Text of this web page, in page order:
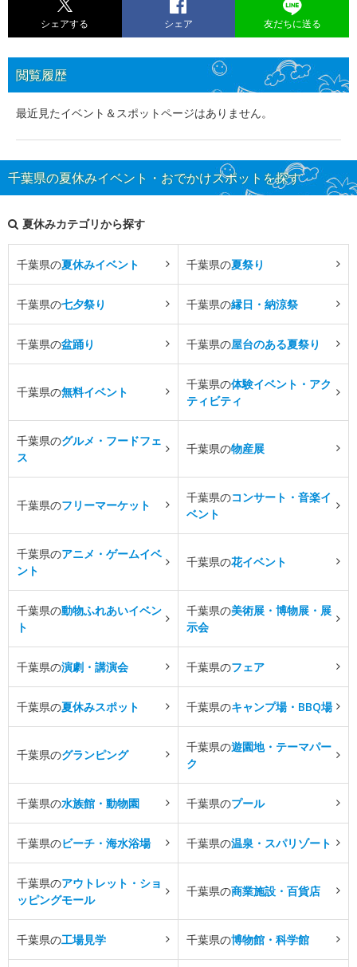
シェアする シェア 友だちに送る
閲覧履歴
最近見たイベント＆スポットページはありません。
千葉県の夏休みイベント・おでかけスポットを探す
夏休みカテゴリから探す
千葉県の夏休みイベント 千葉県の夏祭り
千葉県の七夕祭り 千葉県の縁日・納涼祭
千葉県の盆踊り 千葉県の屋台のある夏祭り
千葉県の無料イベント
千葉県の体験イベント・アク
ティビティ
千葉県のグルメ・フードフェ
ス
千葉県の物産展
千葉県のフリーマーケット
千葉県のコンサート・音楽イ
ベント
千葉県のアニメ・ゲームイベ
ント
千葉県の花イベント
千葉県の動物ふれあいイベン
ト
千葉県の美術展・博物展・展
示会
千葉県の演劇・講演会 千葉県のフェア
千葉県の夏休みスポット 千葉県のキャンプ場・BBQ場
千葉県のグランピング
千葉県の遊園地・テーマパー
ク
千葉県の水族館・動物園 千葉県のプール
千葉県のビーチ・海水浴場 千葉県の温泉・スパリゾート
千葉県のアウトレット・ショ
ッピングモール
千葉県の商業施設・百貨店
千葉県の工場見学 千葉県の博物館・科学館